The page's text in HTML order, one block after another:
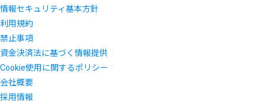
情報セキュリティ基本方針
利用規約
禁止事項
資金決済法に基づく情報提供
Cookie使用に関するポリシー
会社概要
採用情報